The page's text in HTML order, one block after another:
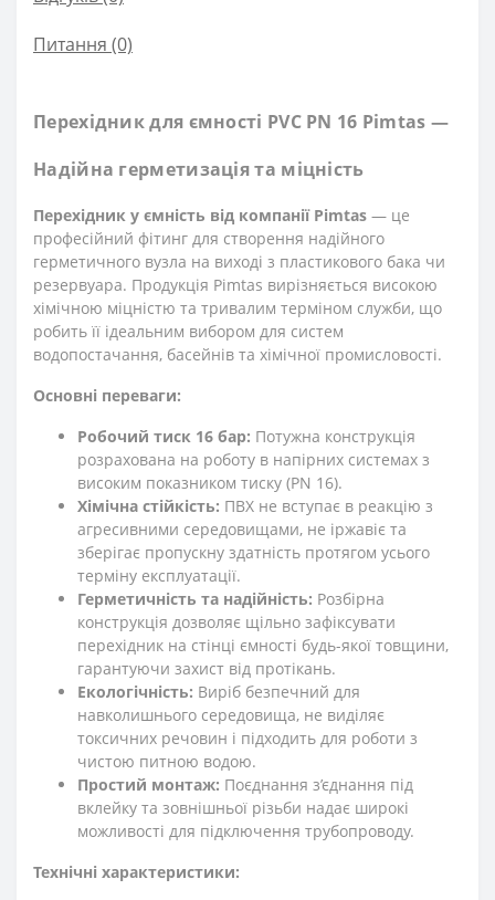
Питання (0)
Перехідник для ємності PVC PN 16 Pimtas —
Надійна герметизація та міцність
Перехідник у ємність від компанії Pimtas — це
професійний фітинг для створення надійного
герметичного вузла на виході з пластикового бака чи
резервуара. Продукція Pimtas вирізняється високою
хімічною міцністю та тривалим терміном служби, що
робить її ідеальним вибором для систем
водопостачання, басейнів та хімічної промисловості.
Основні переваги:
Робочий тиск 16 бар: Потужна конструкція
розрахована на роботу в напірних системах з
високим показником тиску (PN 16).
Хімічна стійкість: ПВХ не вступає в реакцію з
агресивними середовищами, не іржавіє та
зберігає пропускну здатність протягом усього
терміну експлуатації.
Герметичність та надійність: Розбірна
конструкція дозволяє щільно зафіксувати
перехідник на стінці ємності будь-якої товщини,
гарантуючи захист від протікань.
Екологічність: Виріб безпечний для
навколишнього середовища, не виділяє
токсичних речовин і підходить для роботи з
чистою питною водою.
Простий монтаж: Поєднання з’єднання під
вклейку та зовнішньої різьби надає широкі
можливості для підключення трубопроводу.
Технічні характеристики: